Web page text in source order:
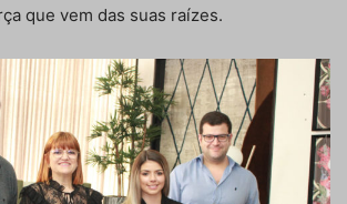
que vem das suas raízes.